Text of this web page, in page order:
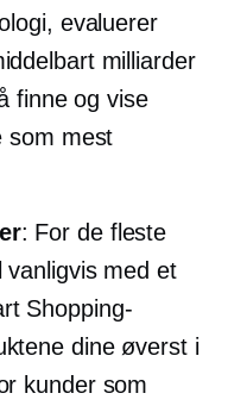
evaluerer
milliarder
finne og vise
som mest
: For de fleste
vanligvis med et
Shopping-
dine øverst i
kunder som